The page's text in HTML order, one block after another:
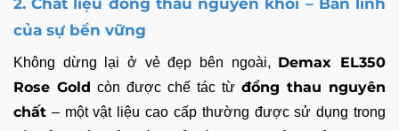
2. Chất liệu đồng thau nguyên khối – Bản lĩnh
của sự bền vững
Không dừng lại ở vẻ đẹp bên ngoài, Demax EL350
Rose Gold còn được chế tác từ đồng thau nguyên
chất – một vật liệu cao cấp thường được sử dụng trong